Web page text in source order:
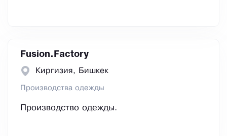
Fusion.Factory
Киргизия, Бишкек
Производства одежды
Производство одежды.